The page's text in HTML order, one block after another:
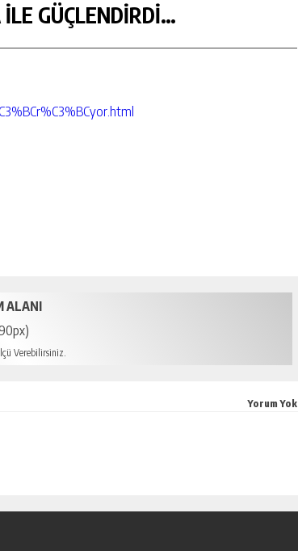
GÜÇLENDİRDİ…
ALANI
Verebilirsiniz.
Yorum Yok